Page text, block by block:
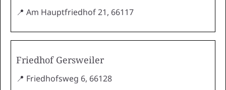
📍 Am Hauptfriedhof 21, 66117
Friedhof Gersweiler
📍 Friedhofsweg 6, 66128